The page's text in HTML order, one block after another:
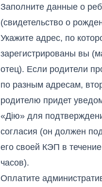
Заполните данные о
(свидетельство о
Укажите адрес, по
зарегистрированы вы
отец). Если родители
по разным адресам,
родителю придет
«Дію» для
согласия (он должен
его своей КЭП в
часов).
Оплатите